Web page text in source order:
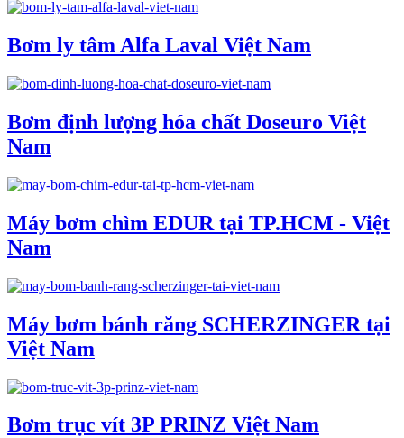
Bơm ly tâm Alfa Laval Việt Nam
Bơm định lượng hóa chất Doseuro Việt
Nam
Máy bơm chìm EDUR tại TP.HCM - Việt
Nam
Máy bơm bánh răng SCHERZINGER tại
Việt Nam
Bơm trục vít 3P PRINZ Việt Nam